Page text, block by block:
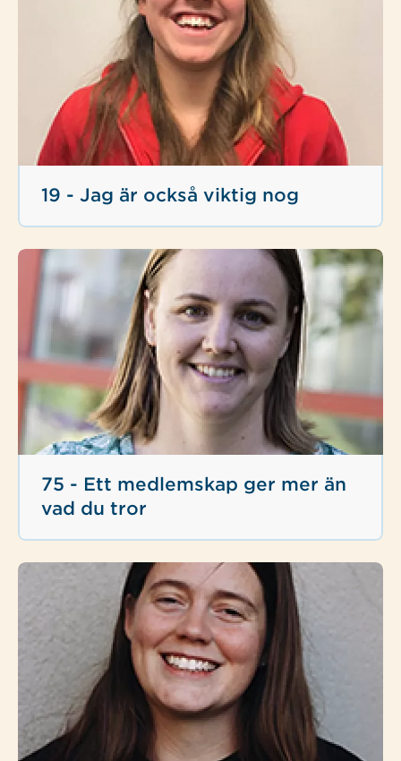
19 - Jag är också viktig nog
75 - Ett medlemskap ger mer än
vad du tror